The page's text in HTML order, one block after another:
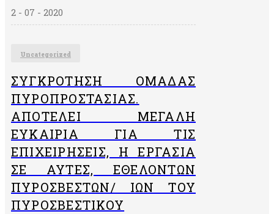
2 - 07 - 2020
Uncategorized
ΣΥΓΚΡΌΤΗΣΗ ΟΜΆΔΑΣ
ΠΥΡΟΠΡΟΣΤΑΣΊΑΣ.
ΑΠΟΤΕΛΕΊ ΜΕΓΆΛΗ
ΕΥΚΑΙΡΊΑ ΓΙΑ ΤΙΣ
ΕΠΙΧΕΙΡΉΣΕΙΣ, Η ΕΡΓΑΣΊΑ
ΣΕ ΑΥΤΈΣ, ΕΘΕΛΟΝΤΏΝ
ΠΥΡΟΣΒΕΣΤΏΝ/ ΙΏΝ ΤΟΥ
ΠΥΡΟΣΒΕΣΤΙΚΟΎ